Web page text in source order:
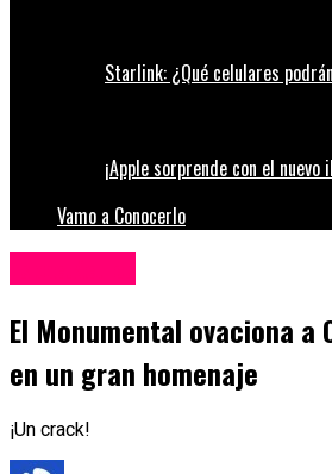
Starlink: ¿Qué celulares
¡Apple sorprende con el nuevo
Vamo a Conocerlo
El Monumental ovaciona a
en un gran homenaje
¡Un crack!